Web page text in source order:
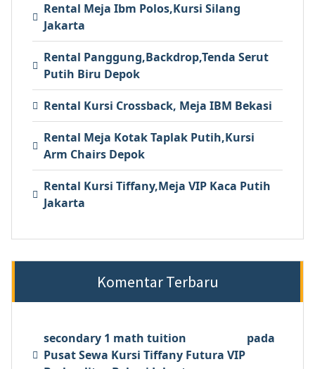
Rental Meja Ibm Polos,Kursi Silang
Jakarta
Rental Panggung,Backdrop,Tenda Serut
Putih Biru Depok
Rental Kursi Crossback, Meja IBM Bekasi
Rental Meja Kotak Taplak Putih,Kursi
Arm Chairs Depok
Rental Kursi Tiffany,Meja VIP Kaca Putih
Jakarta
Komentar Terbaru
secondary 1 math tuition
pada
Pusat Sewa Kursi Tiffany Futura VIP